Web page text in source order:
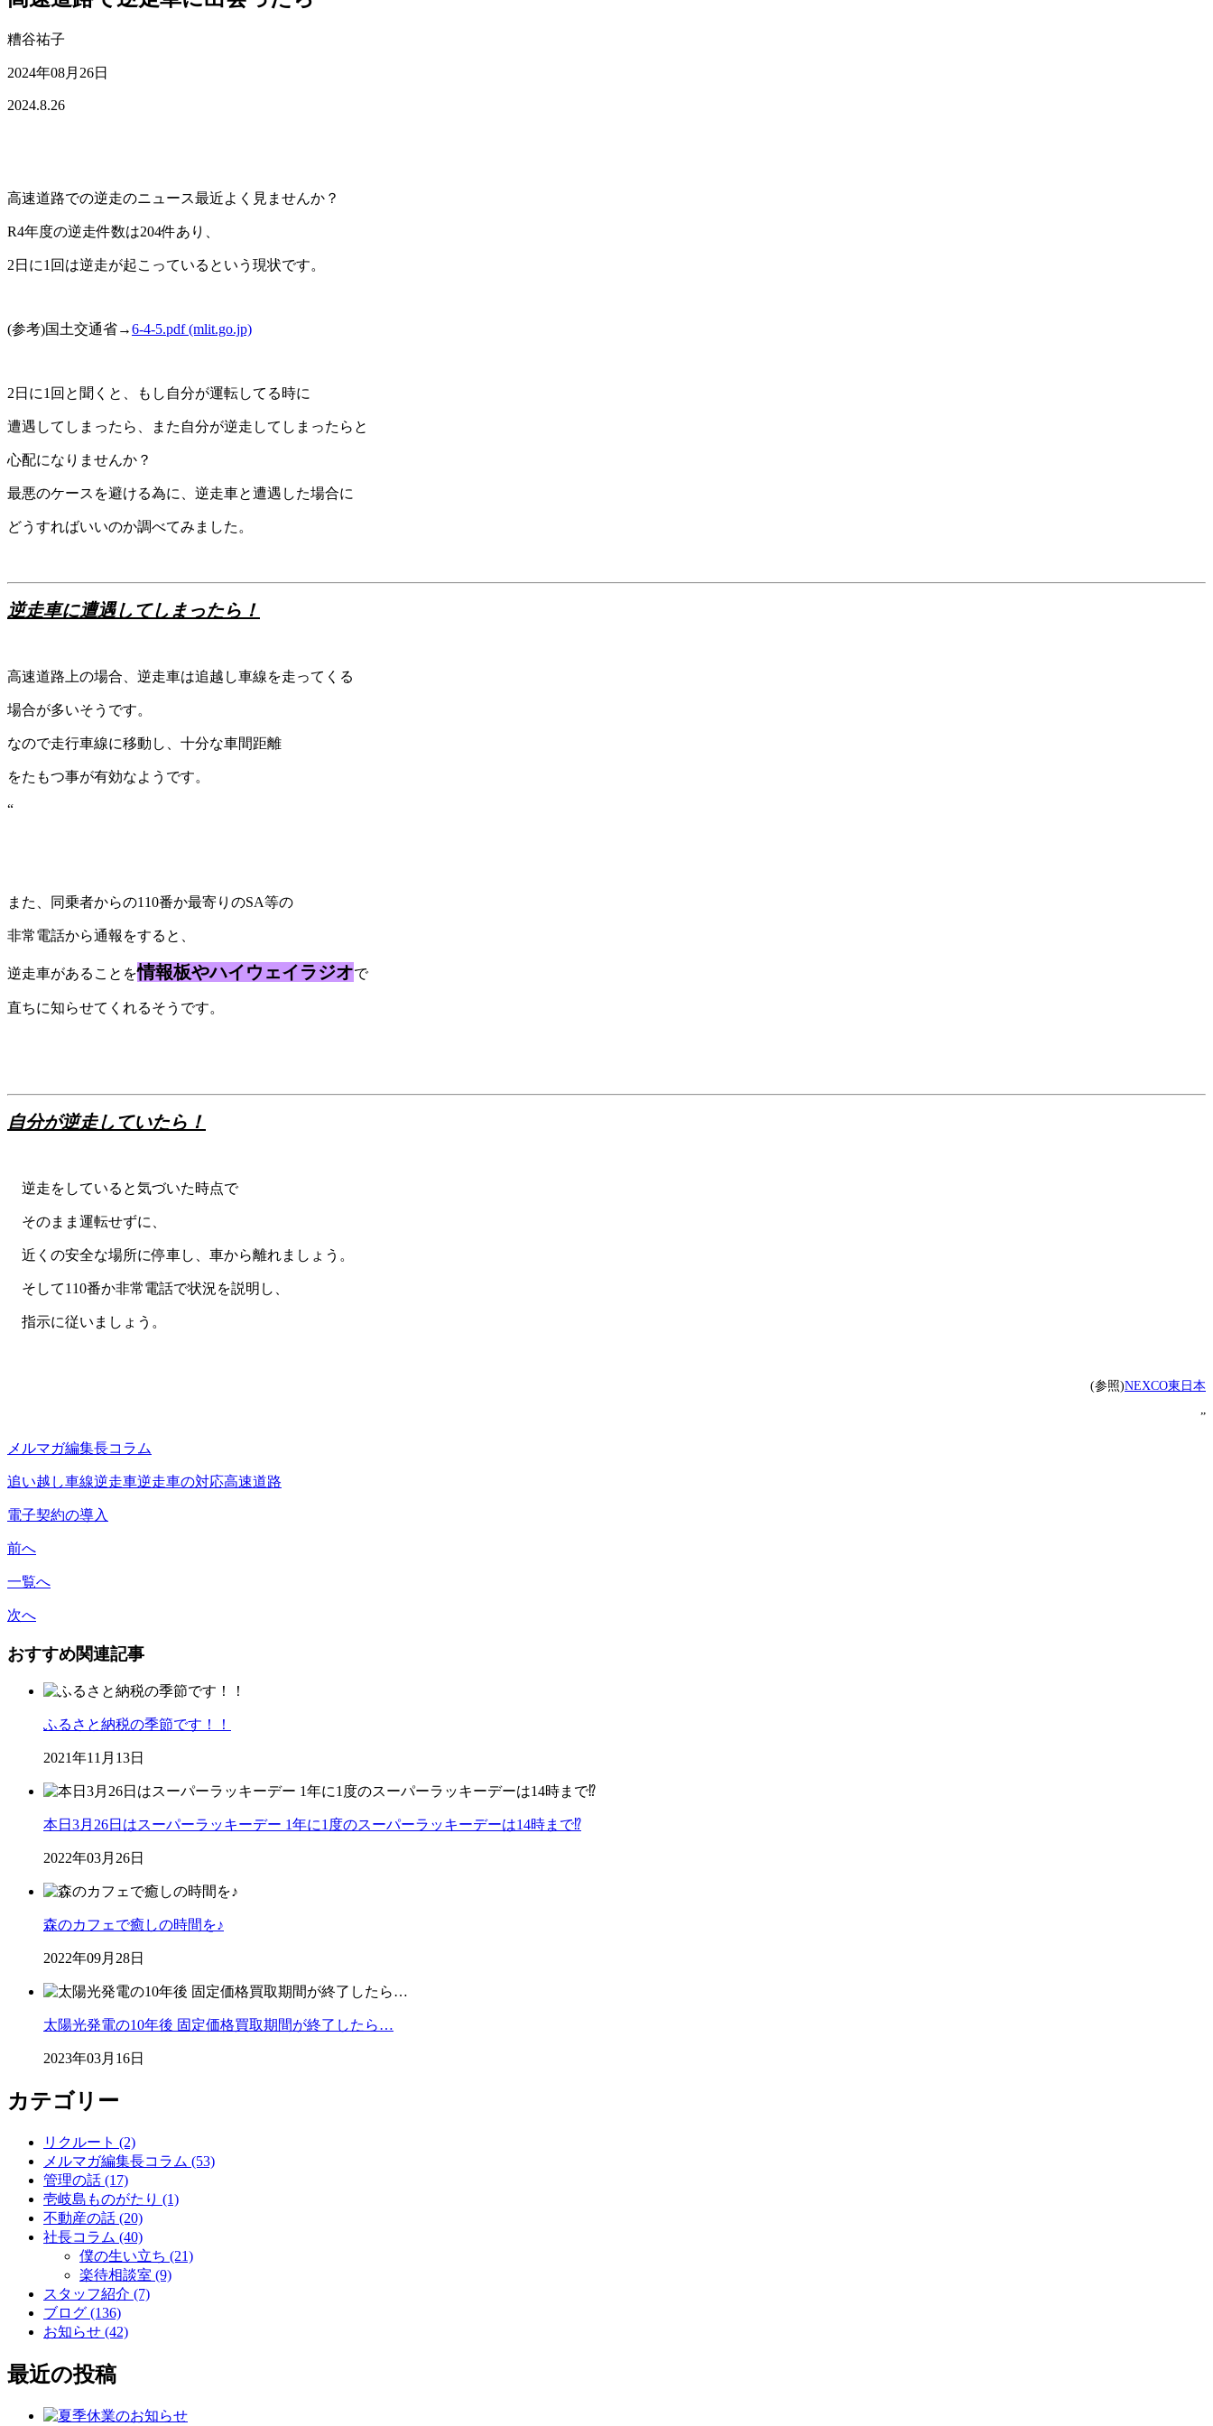
糟谷祐子
2024年08月26日
2024.8.26
高速道路での逆走のニュース最近よく見ませんか？
R4年度の逆走件数は204件あり、
2日に1回は逆走が起こっているという現状です。
(参考)国土交通省→6-4-5.pdf (mlit.go.jp)
2日に1回と聞くと、もし自分が運転してる時に
遭遇してしまったら、また自分が逆走してしまったらと
心配になりませんか？
最悪のケースを避ける為に、逆走車と遭遇した場合に
どうすればいいのか調べてみました。
逆走車に遭遇してしまったら！
高速道路上の場合、逆走車は追越し車線を走ってくる
場合が多いそうです。
なので走行車線に移動し、十分な車間距離
をたもつ事が有効なようです。
“
また、同乗者からの110番か最寄りのSA等の
非常電話から通報をすると、
逆走車があることを情報板やハイウェイラジオで
直ちに知らせてくれるそうです。
自分が逆走していたら！
逆走をしていると気づいた時点で
そのまま運転せずに、
近くの安全な場所に停車し、車から離れましょう。
そして110番か非常電話で状況を説明し、
指示に従いましょう。
(参照)NEXCO東日本
”
メルマガ編集長コラム
追い越し車線逆走車逆走車の対応高速道路
電子契約の導入
前へ
一覧へ
次へ
おすすめ関連記事
ふるさと納税の季節です！！
2021年11月13日
本日3月26日はスーパーラッキーデー 1年に1度のスーパーラッキーデーは14時まで⁉
2022年03月26日
森のカフェで癒しの時間を♪
2022年09月28日
太陽光発電の10年後 固定価格買取期間が終了したら…
2023年03月16日
カテゴリー
リクルート (2)
メルマガ編集長コラム (53)
管理の話 (17)
壱岐島ものがたり (1)
不動産の話 (20)
社長コラム (40)
僕の生い立ち (21)
楽待相談室 (9)
スタッフ紹介 (7)
ブログ (136)
お知らせ (42)
最近の投稿